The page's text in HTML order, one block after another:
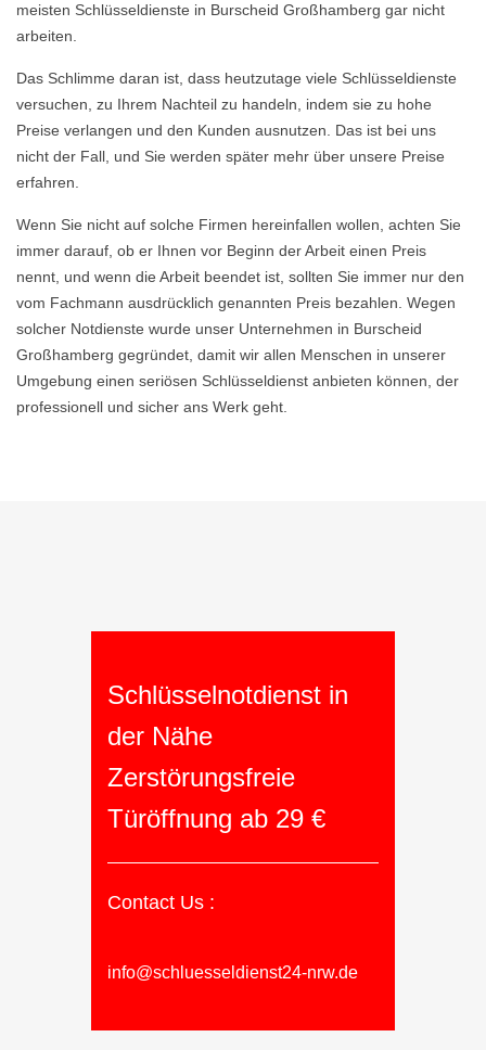
meisten Schlüsseldienste in Burscheid Großhamberg gar nicht
arbeiten.
Das Schlimme daran ist, dass heutzutage viele Schlüsseldienste
versuchen, zu Ihrem Nachteil zu handeln, indem sie zu hohe
Preise verlangen und den Kunden ausnutzen. Das ist bei uns
nicht der Fall, und Sie werden später mehr über unsere Preise
erfahren.
Wenn Sie nicht auf solche Firmen hereinfallen wollen, achten Sie
immer darauf, ob er Ihnen vor Beginn der Arbeit einen Preis
nennt, und wenn die Arbeit beendet ist, sollten Sie immer nur den
vom Fachmann ausdrücklich genannten Preis bezahlen. Wegen
solcher Notdienste wurde unser Unternehmen in Burscheid
Großhamberg gegründet, damit wir allen Menschen in unserer
Umgebung einen seriösen Schlüsseldienst anbieten können, der
professionell und sicher ans Werk geht.
Schlüsselnotdienst in
der Nähe
Zerstörungsfreie
Türöffnung ab 29 €
Contact Us :
info@schluesseldienst24-nrw.de